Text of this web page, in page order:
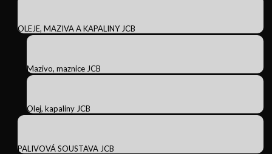
OLEJE, MAZIVA A KAPALINY JCB
Mazivo, maznice JCB
Olej, kapaliny JCB
PALIVOVÁ SOUSTAVA JCB